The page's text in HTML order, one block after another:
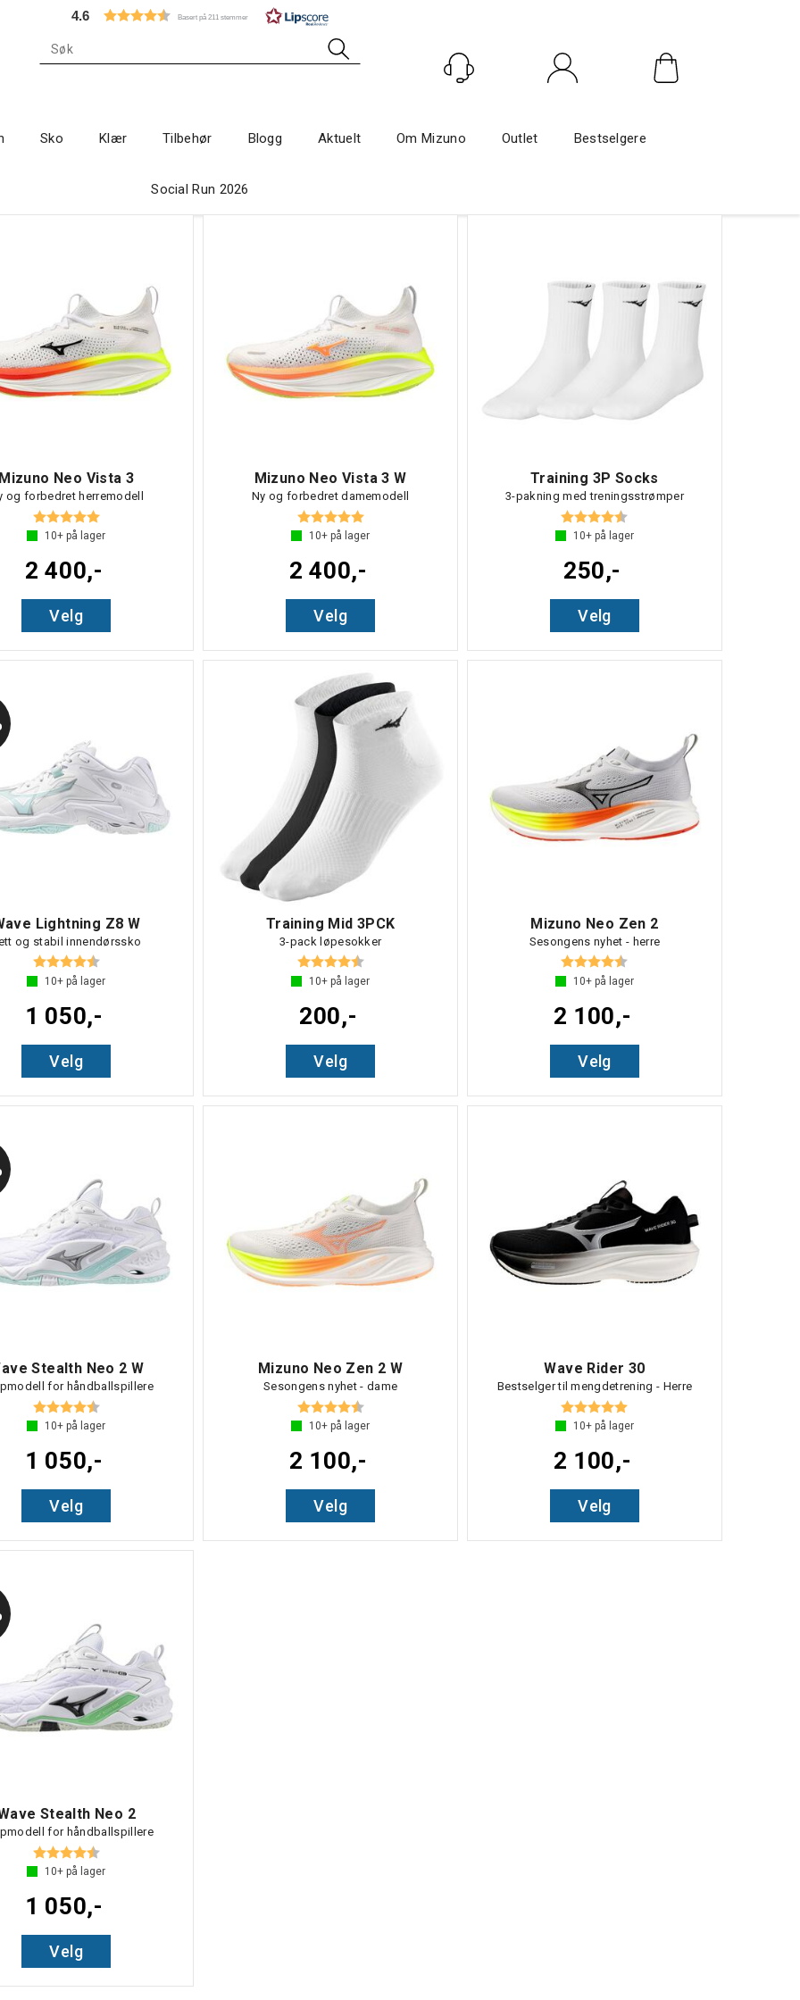
4.6 Basert på 211 stemmer
Sko Klær Tilbehør Blogg Aktuelt Om Mizuno Outlet Bestselgere
Social Run 2026
Neo Vista 3
og forbedret herremodell
Karakter: 5.0 av 5 mulige
10+ på lager
2 400,-
Velg
Mizuno Neo Vista 3 W
Ny og forbedret damemodell
Karakter: 5.0 av 5 mulige
10+ på lager
2 400,-
Velg
Training 3P Socks
3-pakning med treningsstrømper
Karakter:
10+på lager
250,-
Velg
Lightning Z8 W
og stabil innendørssko
Karakter: 4.7 av 5 mulige
10+ på lager
1 050,-
Velg
Training Mid 3PCK
3-pack løpesokker
Karakter: 4.6 av 5 mulige
10+ på lager
200,-
Velg
Mizuno Neo Zen 2
Sesongens nyhet - herre
Karakter:
10+på lager
2 100,-
Velg
Stealth Neo 2 W
for håndballspillere
Karakter: 4.8 av 5 mulige
10+ på lager
1 050,-
Velg
Mizuno Neo Zen 2 W
Sesongens nyhet - dame
Karakter: 4.7 av 5 mulige
10+ på lager
2 100,-
Velg
Wave Rider 30
Bestselger til mengdetrening - Herre
Karakter:
10+på lager
2 100,-
Velg
Stealth Neo 2
for håndballspillere
Karakter: 4.8 av 5 mulige
10+ på lager
1 050,-
Velg